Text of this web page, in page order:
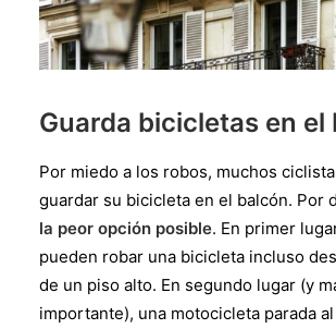
Guarda bicicletas en el
Por miedo a los robos, muchos
guardar su bicicleta en el balcón. Por
la peor opción posible. En primer
pueden robar una bicicleta incluso
de un piso alto. En segundo lugar (y
importante), una motocicleta parada